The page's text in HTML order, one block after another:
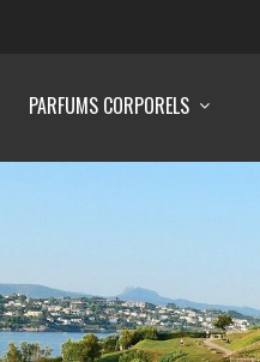
PARFUMS CORPORELS